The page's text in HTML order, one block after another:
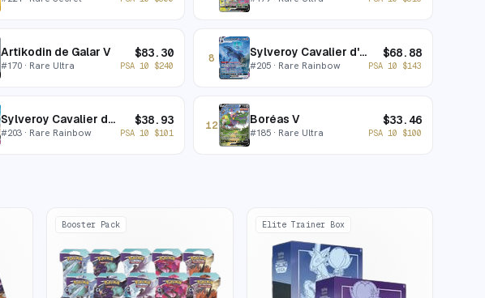
Artikodin de Galar V
#170 · Rare Ultra
$83.30
PSA 10 $240
8 Sylveroy Cavalier d'Effroi VMAX
#205· Rare Rainbow
$68.88
PSA 10 $143
Sylveroy Cavalier du Froid VMAX
#203 · Rare Rainbow
$38.93
PSA 10 $101
12 Boréas V
#185· Rare Ultra
$33.46
PSA 10 $100
Booster Pack Elite Trainer Box